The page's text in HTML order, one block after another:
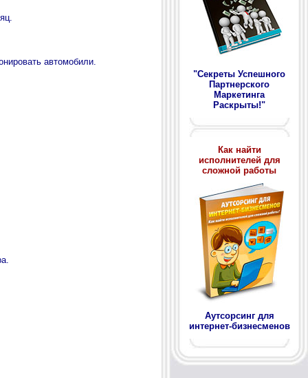
автомобили.
"Секреты Успешного
Партнерского
Маркетинга
Раскрыты!"
Как найти
исполнителей для
сложной работы
Аутсорсинг для
интернет-бизнесменов